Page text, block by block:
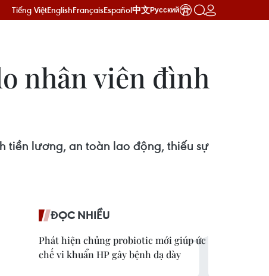
Tiếng ViệtEnglishFrançaisEspañol中文Русский
nhân viên đình
tiền lương, an toàn lao động, thiếu sự
ĐỌC NHIỀU
Phát hiện chủng probiotic mới giúp ức
chế vi khuẩn HP gây bệnh dạ dày